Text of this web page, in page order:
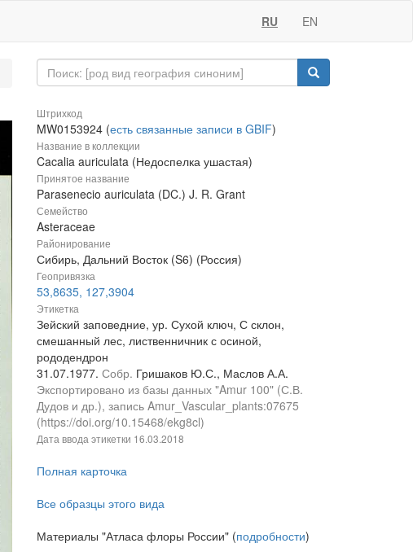
RU EN
Штрихкод
MW0153924 (есть связанные записи в GBIF)
Название в коллекции
Cacalia auriculata (Недоспелка ушастая)
Принятое название
Parasenecio auriculata (DC.) J. R. Grant
Семейство
Asteraceae
Районирование
Сибирь, Дальний Восток (S6) (Россия)
Геопривязка
53,8635, 127,3904
Этикетка
Зейский заповедние, ур. Сухой ключ, С склон,
смешанный лес, лиственничник с осиной,
рододендрон
31.07.1977. Собр. Гришаков Ю.С., Маслов А.А.
Экспортировано из базы данных "Amur 100" (С.В.
Дудов и др.), запись Amur_Vascular_plants:07675
(https://doi.org/10.15468/ekg8cl)
Дата ввода этикетки 16.03.2018
Полная карточка
Все образцы этого вида
Материалы "Атласа флоры России" (подробности)